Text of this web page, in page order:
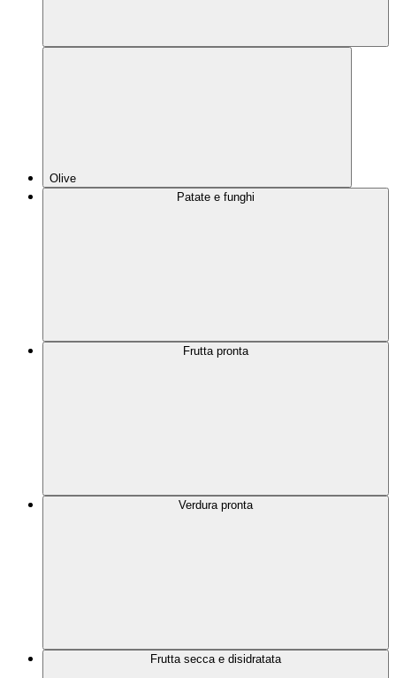
Olive
Patate e funghi
Frutta pronta
Verdura pronta
Frutta secca e disidratata